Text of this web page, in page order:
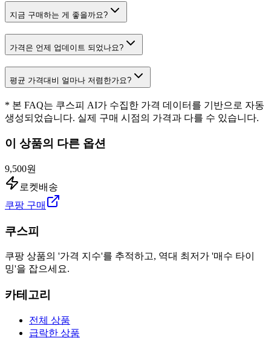
지금 구매하는 게 좋을까요?
가격은 언제 업데이트 되었나요?
평균 가격대비 얼마나 저렴한가요?
* 본 FAQ는 쿠스피 AI가 수집한 가격 데이터를 기반으로 자동
생성되었습니다. 실제 구매 시점의 가격과 다를 수 있습니다.
이 상품의 다른 옵션
9,500원
로켓배송
쿠팡 구매
쿠스피
쿠팡 상품의 '가격 지수'를 추적하고, 역대 최저가 '매수 타이
밍'을 잡으세요.
카테고리
전체 상품
급락한 상품